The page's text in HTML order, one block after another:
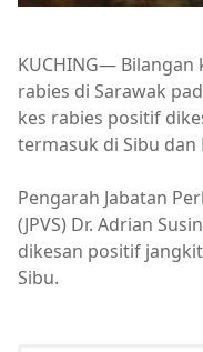
KUCHING— Bilangan
rabies di Sarawak
kes rabies positif
termasuk di Sibu dan
Pengarah Jabatan
(JPVS) Dr. Adrian
dikesan positif
Sibu.